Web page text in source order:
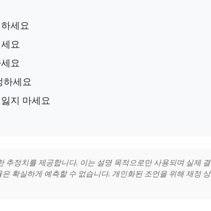
세요
요
요
하세요
지 마세요
추정치를 제공합니다. 이는 설명 목적으로만 사용되며 실제 결
확실하게 예측할 수 없습니다. 개인화된 조언을 위해 재정 상